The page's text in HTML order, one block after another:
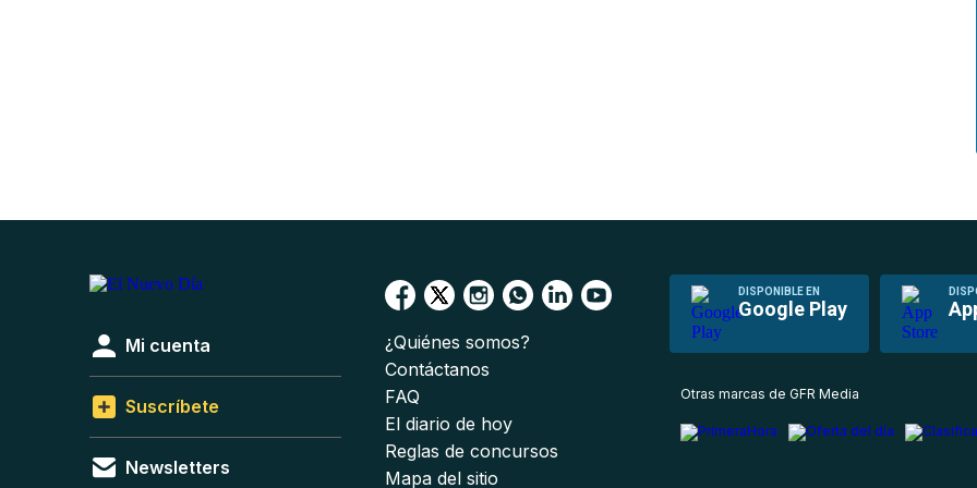
DISPONIBLE EN
Google Play
Mi cuenta
Suscríbete
Newsletters
¿Quiénes somos?
Contáctanos
FAQ
El diario de hoy
Reglas de concursos
Mapa del sitio
Otras marcas de GFR Media